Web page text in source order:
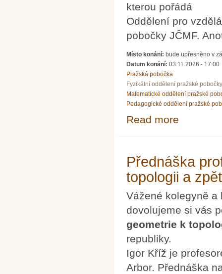
kterou pořádá
Oddělení pro
pobočky JČMF.
Místo konání: bude upřesněno v
Datum konání: 03.11.2026 - 17:00
Pražská pobočka
Fyzikální oddělení pražské pobočky
Matematické oddělení pražské
Pedagogické oddělení pražské
Read more
Přednáška
topologii a zpět
Vážené kolegyně a
dovolujeme si vás
geometrie k
republiky.
Igor Kříž je
Arbor. Přednáška